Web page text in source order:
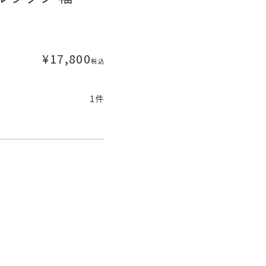
¥17,800税込
1